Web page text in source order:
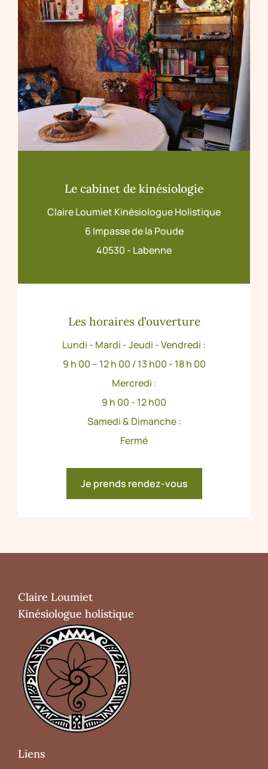
Le cabinet de kinésiologie
Claire Loumiet Kinésiologue Holistique
6 Impasse de la Poude
40530 - Labenne
Les horaires d’ouverture
Lundi - Mardi - Jeudi - Vendredi :
9 h 00 – 12 h 00 / 13 h00 - 18 h 00
Mercredi :
9 h 00 - 12 h00
Samedi & Dimanche :
Fermé
Je prends rendez-vous
Claire Loumiet
Kinésiologue holistique
Liens